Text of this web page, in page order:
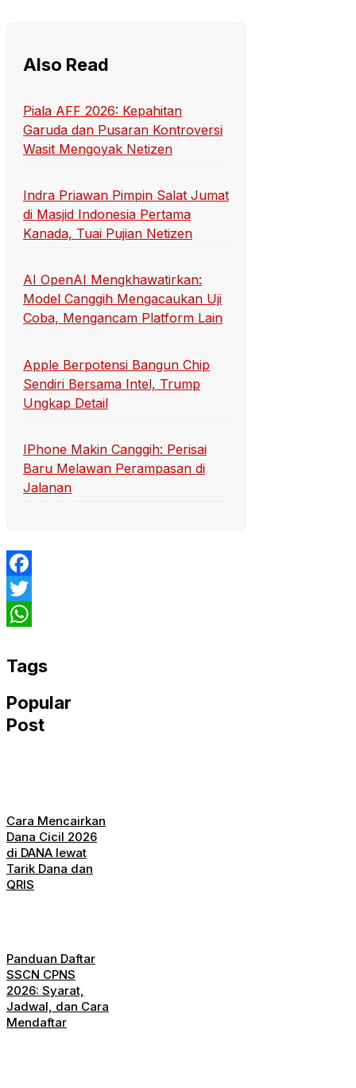
Also Read
Piala AFF 2026: Kepahitan
Garuda dan Pusaran Kontroversi
Wasit Mengoyak Netizen
Indra Priawan Pimpin Salat Jumat
di Masjid Indonesia Pertama
Kanada, Tuai Pujian Netizen
AI OpenAI Mengkhawatirkan:
Model Canggih Mengacaukan Uji
Coba, Mengancam Platform Lain
Apple Berpotensi Bangun Chip
Sendiri Bersama Intel, Trump
Ungkap Detail
IPhone Makin Canggih: Perisai
Baru Melawan Perampasan di
Jalanan
Facebook
Twitter
Tags
Popular
Post
Cara Mencairkan
Dana Cicil 2026
di DANA lewat
Tarik Dana dan
QRIS
Panduan Daftar
SSCN CPNS
2026: Syarat,
Jadwal, dan Cara
Mendaftar